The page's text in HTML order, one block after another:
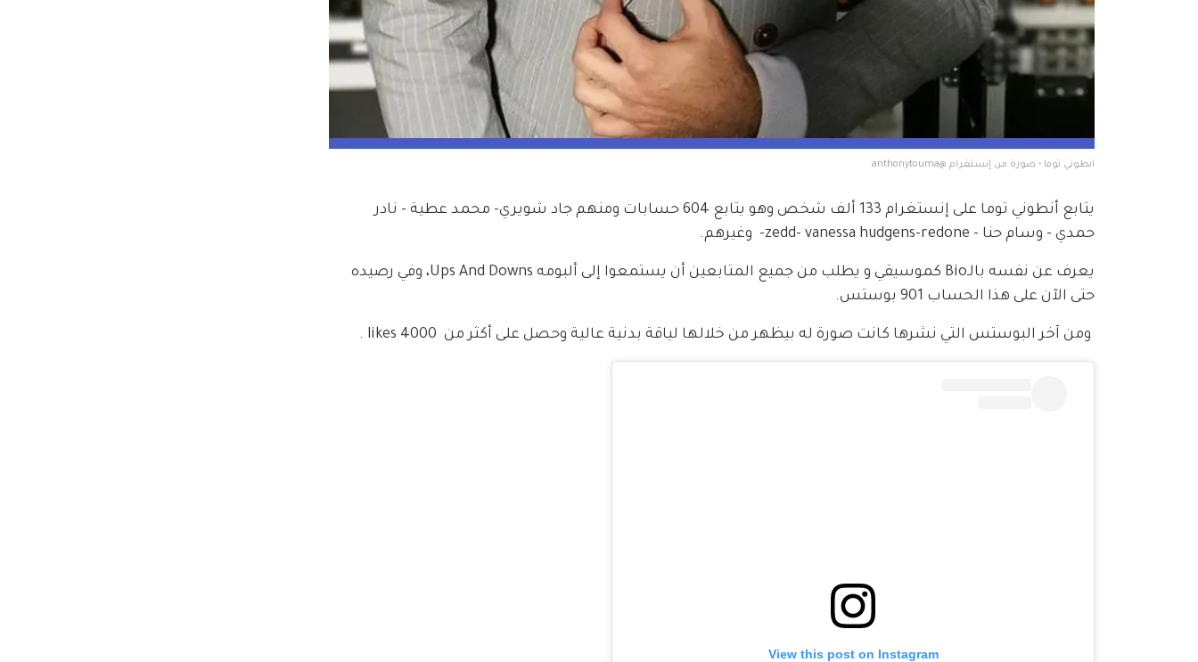
انطوني توما - صورة من إنستغرام @anthonytouma
يتابع أنطوني توما على إنستغرام 133 ألف شخص وهو يتابع 604 حسابات ومنهم جاد شويري- محمد عطية - نادر
حمدي - وسام حنا - zedd- vanessa hudgens-redone-  وغيرهم.
يعرف عن نفسه بالـBio كموسيقي و يطلب من جميع المتابعين أن يستمعوا إلى ألبومه Ups And Downs، وفي رصيده
حتى الآن على هذا الحساب 901 بوستس.
ومن آخر البوستس التي نشرها كانت صورة له بيظهر من خلالها لياقة بدنية عالية وحصل على أكثر من  4000 likes .
View this post on Instagram